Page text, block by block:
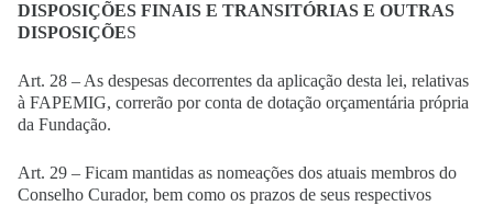
DISPOSIÇÕES FINAIS E TRANSITÓRIAS E OUTRAS
DISPOSIÇÕES
Art. 28 – As despesas decorrentes da aplicação desta lei, relativas
à FAPEMIG, correrão por conta de dotação orçamentária própria
da Fundação.
Art. 29 – Ficam mantidas as nomeações dos atuais membros do
Conselho Curador, bem como os prazos de seus respectivos